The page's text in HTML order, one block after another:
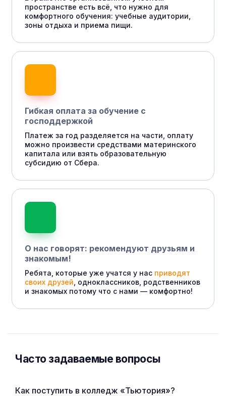
пространстве есть всё, что нужно для
комфортного обучения: учебные аудитории,
зоны отдыха и приема пищи.
Гибкая оплата за обучение с
господдержкой
Платеж за год разделяется на части, оплату
можно произвести средствами материнского
капитала или взять образовательную
субсидию от Сбера.
О нас говорят: рекомендуют друзьям и
знакомым!
Ребята, которые уже учатся у нас приводят
своих друзей , одноклассников, родственников
и знакомых потому что с нами — комфортно!
Часто задаваемые вопросы
Как поступить в колледж «Тьютория»?